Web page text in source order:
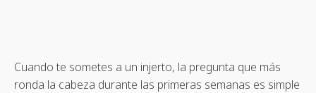
Cuando te sometes a un injerto, la pregunta que más
ronda la cabeza durante las primeras semanas es simple